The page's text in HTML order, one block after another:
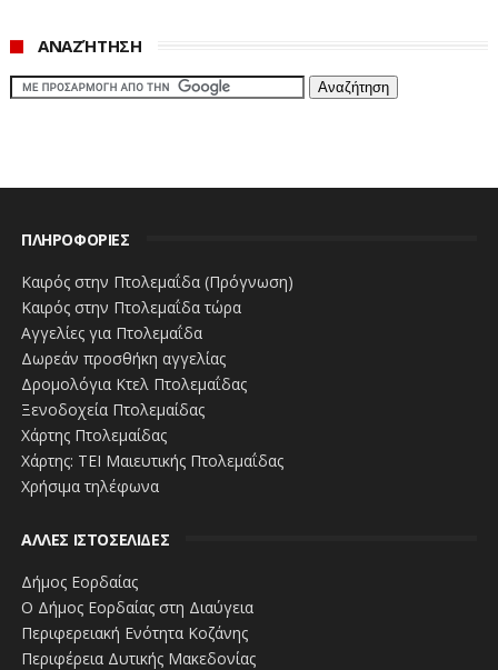
ΑΝΑΖΉΤΗΣΗ
ΠΛΗΡΟΦΟΡΙΕΣ
Καιρός στην Πτολεμαΐδα (Πρόγνωση)
Καιρός στην Πτολεμαΐδα τώρα
Αγγελίες για Πτολεμαΐδα
Δωρεάν προσθήκη αγγελίας
Δρομολόγια Κτελ Πτολεμαΐδας
Ξενοδοχεία Πτολεμαίδας
Χάρτης Πτολεμαίδας
Χάρτης: ΤΕΙ Μαιευτικής Πτολεμαΐδας
Χρήσιμα τηλέφωνα
ΑΛΛΕΣ ΙΣΤΟΣΕΛΙΔΕΣ
Δήμος Εορδαίας
Ο Δήμος Εορδαίας στη Διαύγεια
Περιφερειακή Ενότητα Κοζάνης
Περιφέρεια Δυτικής Μακεδονίας